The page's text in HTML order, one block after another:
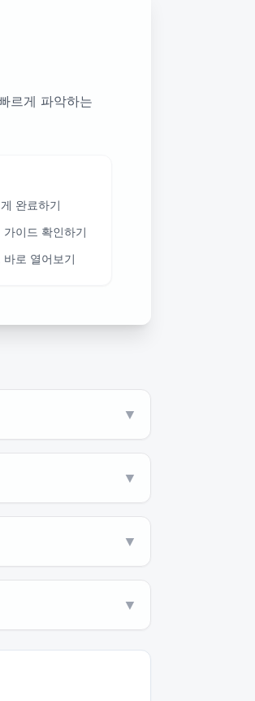
르게 파악하는
완료하기
가이드 확인하기
바로 열어보기
▼
▼
▼
▼